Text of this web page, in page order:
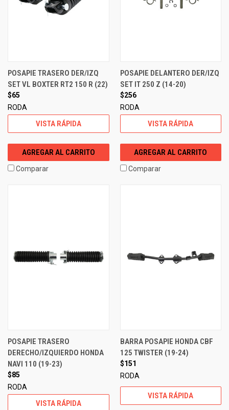
POSAPIE TRASERO DER/IZQ
SET VL BOXTER RT2 150 R (22)
$65
RODA
VISTA RÁPIDA
AGREGAR AL CARRITO
Comparar
POSAPIE DELANTERO DER/IZQ
SET IT 250 Z (14-20)
$256
RODA
VISTA RÁPIDA
AGREGAR AL CARRITO
Comparar
POSAPIE TRASERO
DERECHO/IZQUIERDO HONDA
NAVI 110 (19-23)
$85
RODA
VISTA RÁPIDA
BARRA POSAPIE HONDA CBF
125 TWISTER (19-24)
$151
RODA
VISTA RÁPIDA